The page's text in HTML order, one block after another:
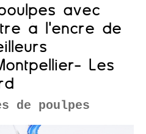
avec
à l'encre de
Les
de poulpes